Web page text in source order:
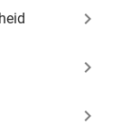
keyboard_arrow_right
keyboard_arrow_right
keyboard_arrow_right